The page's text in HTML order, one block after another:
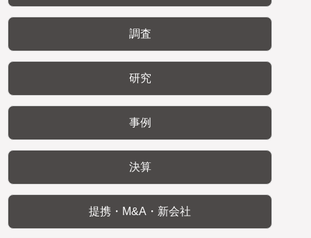
調査
研究
事例
決算
提携・M&A・新会社